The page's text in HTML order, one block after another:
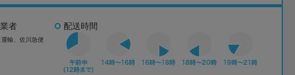
者
運輸、佐川急便
配送時間